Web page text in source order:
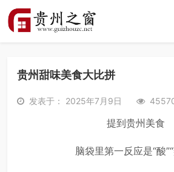
贵州甜味美食大比拼
发表于： 2025年7月9日
提到贵州美食
脑袋里第一反应是“酸”“